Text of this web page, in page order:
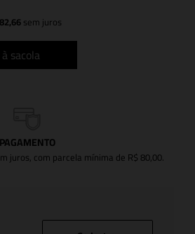
82,66sem juros
sacola
PAGAMENTO
juros, com parcela mínima de R$ 80,00.